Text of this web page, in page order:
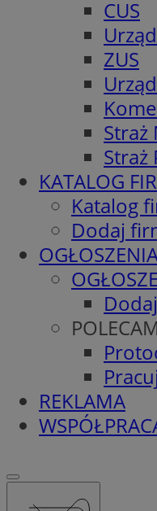
CUS
ZUS
Straż
Straż
KATALOG
Katalog
Dodaj
REKLAMA